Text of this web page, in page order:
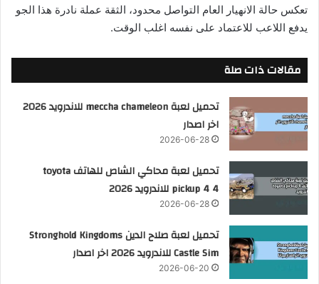
تعكس حالة الانهيار العام التواصل محدود، الثقة عملة نادرة هذا الجو
يدفع اللاعب للاعتماد على نفسه اغلب الوقت.
مقالات ذات صلة
تحميل لعبة meccha chameleon للاندرويد 2026
اخر اصدار
2026-06-28
تحميل لعبة محاكي الشاص للهاتف toyota
pickup 4 4 للاندرويد 2026
2026-06-28
تحميل لعبة صلاح الدين Stronghold Kingdoms
Castle Sim للاندرويد 2026 اخر اصدار
2026-06-20